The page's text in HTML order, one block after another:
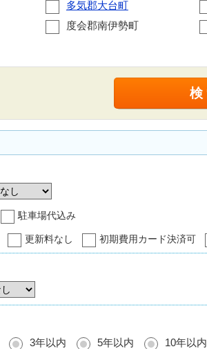
多気郡大台町
度会郡南伊勢町
駐車場代込み
更新料なし 初期費用カード決済可
3年以内 5年以内 10年以内